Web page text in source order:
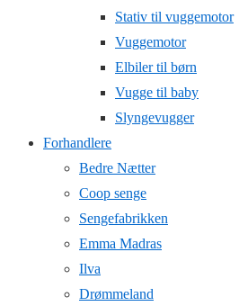
Stativ til vuggemotor
Vuggemotor
Elbiler til børn
Vugge til baby
Slyngevugger
Forhandlere
Bedre Nætter
Coop senge
Sengefabrikken
Emma Madras
Ilva
Drømmeland